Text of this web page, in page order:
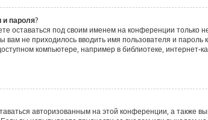
пароля?
оставаться под своим именем на конференции только
вам не приходилось вводить имя пользователя и
компьютере, например в библиотеке, интернет-
авторизованным на этой конференции, а также